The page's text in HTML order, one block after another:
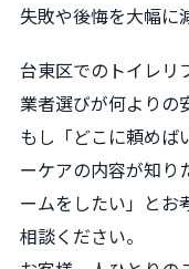
失敗や後悔を大幅に
台東区でのトイレリ
業者選びが何よりの
もし「どこに頼めば
ーケアの内容が知り
ームをしたい」とお
相談ください。